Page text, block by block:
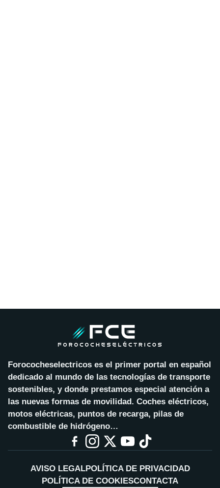
Forococheselectricos es el primer portal en español
dedicado al mundo de las tecnologías de transporte
sostenibles, y donde prestamos especial atención a
las nuevas formas de movilidad. Coches eléctricos,
motos eléctricas, puntos de recarga, pilas de
combustible de hidrógeno…
AVISO LEGALPOLÍTICA DE PRIVACIDAD
POLÍTICA DE COOKIESCONTACTA